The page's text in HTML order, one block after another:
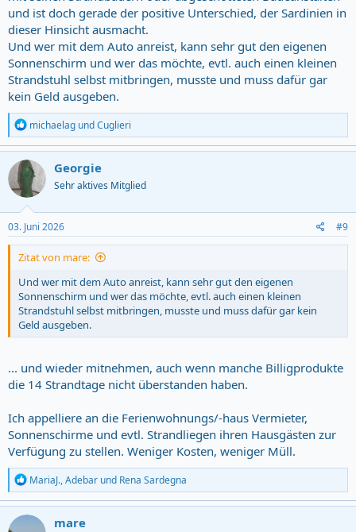
und ist doch gerade der positive Unterschied, der Sardinien in
dieser Hinsicht ausmacht.
Und wer mit dem Auto anreist, kann sehr gut den eigenen
Sonnenschirm und wer das möchte, evtl. auch einen kleinen
Strandstuhl selbst mitbringen, musste und muss dafür gar
kein Geld ausgeben.
R
e
a
c
t
o
n
s
:
michaelag undCuglieri
Georgie
Sehr aktives Mitglied
03. Juni 2026 #9
Zitat von mare:
Und wer mit dem Auto anreist, kann sehr gut den eigenen
Sonnenschirm und wer das möchte, evtl. auch einen kleinen
Strandstuhl selbst mitbringen, musste und muss dafür gar kein
Geld ausgeben.
... und wieder mitnehmen, auch wenn manche Billigprodukte
die 14 Strandtage nicht überstanden haben.
Ich appelliere an die Ferienwohnungs/-haus Vermieter,
Sonnenschirme und evtl. Strandliegen ihren Hausgästen zur
Verfügung zu stellen. Weniger Kosten, weniger Müll.
R
e
a
c
MariaJ.,Adebar und Rena Sardegna
mare